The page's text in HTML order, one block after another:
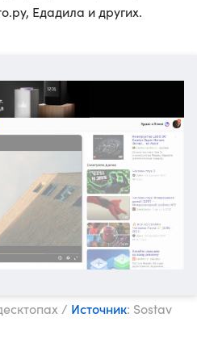
Едадила и других.
/ Источник: Sostav